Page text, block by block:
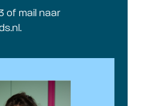
of mail naar
.